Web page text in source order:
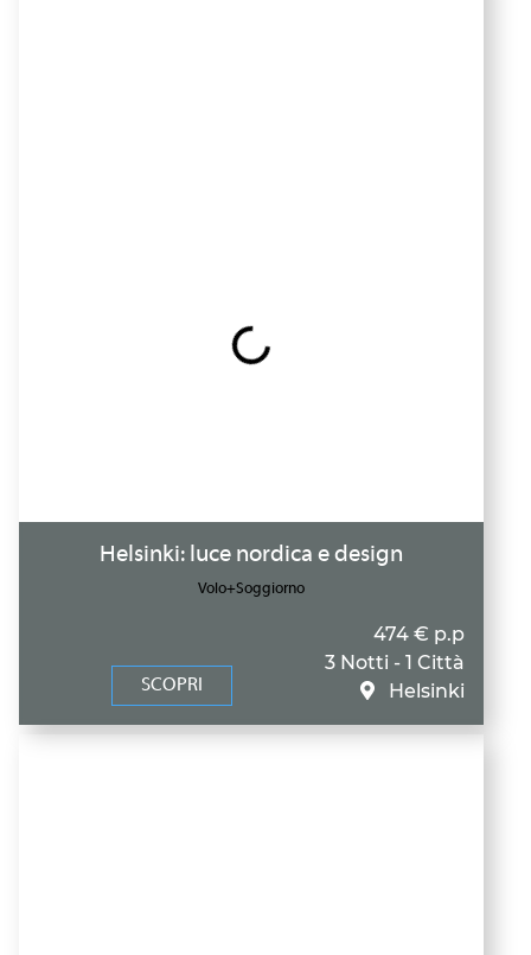
Helsinki: luce nordica e design
Volo+Soggiorno
SCOPRI
474 € p.p
3 Notti - 1 Città
Helsinki